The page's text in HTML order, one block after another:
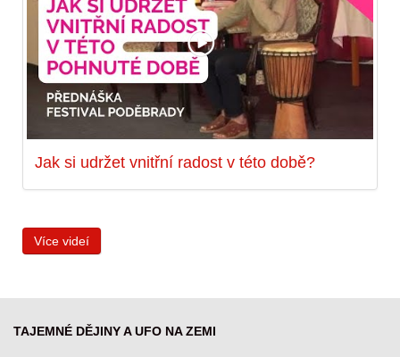
Jak si udržet vnitřní radost v této době?
Více videí
TAJEMNÉ DĚJINY A UFO NA ZEMI